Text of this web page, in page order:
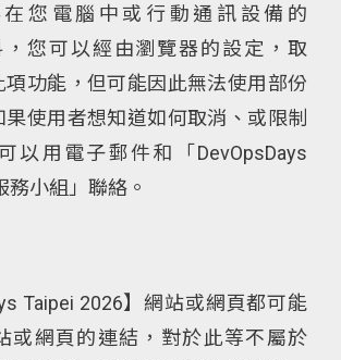
您電腦中或行動通訊設備的
，您可以經由瀏覽器的設定，取
項功能，但可能因此無法使用部份
使用者想知道如何取消、或限制
以用電子郵件和「DevOpsDays
務小組」聯絡。
Taipei 2026】網站或網頁都可能
或網頁的連結，對於此等不屬於